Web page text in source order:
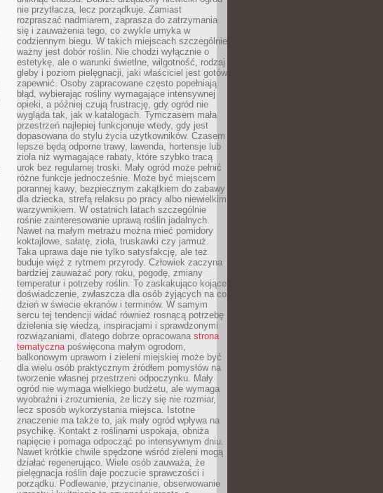
nie przytłacza, lecz porządkuje. Zamiast
rozpraszać nadmiarem, zaprasza do zatrzymania
się i zauważenia tego, co zwykle umyka w
codziennym biegu. W takich miejscach szczególnie
ważny jest dobór roślin. Nie chodzi wyłącznie o
estetykę, ale o warunki świetlne, wilgotność, rodzaj
gleby i poziom pielęgnacji, jaki właściciel jest gotów
zapewnić. Osoby zapracowane często popełniają
błąd, wybierając rośliny wymagające intensywnej
opieki, a później czują frustrację, gdy ogród nie
wygląda tak, jak w katalogach. Tymczasem mała
przestrzeń najlepiej funkcjonuje wtedy, gdy jest
dopasowana do stylu życia użytkowników. Czasem
lepsze będą odporne trawy, lawenda, hortensje lub
zioła niż wymagające rabaty, które szybko tracą
urok bez regularnej troski. Mały ogród może pełnić
różne funkcje jednocześnie. Może być miejscem
porannej kawy, bezpiecznym zakątkiem do zabawy
dla dziecka, strefą relaksu po pracy albo niewielkim
warzywnikiem. W ostatnich latach szczególnie
rośnie zainteresowanie uprawą roślin jadalnych.
Nawet na małym metrażu można mieć pomidory
koktajlowe, sałatę, zioła, truskawki czy jarmuż.
Taka uprawa daje nie tylko satysfakcję, ale też
buduje więź z rytmem przyrody. Człowiek zaczyna
bardziej zauważać pory roku, pogodę, zmiany
temperatur i potrzeby roślin. To zaskakująco kojące
doświadczenie, zwłaszcza dla osób żyjących na co
dzień w świecie ekranów i terminów. W samym
sercu tej tendencji widać również rosnącą potrzebę
dzielenia się wiedzą, inspiracjami i sprawdzonymi
rozwiązaniami, dlatego dobrze opracowana strona
tematycznapoświęcona małym ogrodom,
balkonowym uprawom i zieleni miejskiej może być
dla wielu osób praktycznym źródłem pomysłów na
tworzenie własnej przestrzeni odpoczynku. Mały
ogród nie wymaga wielkiego budżetu, ale wymaga
wyobraźni i zrozumienia, że liczy się nie rozmiar,
lecz sposób wykorzystania miejsca. Istotne
znaczenie ma także to, jak mały ogród wpływa na
psychikę. Kontakt z roślinami uspokaja, obniża
napięcie i pomaga odpocząć po intensywnym dniu.
Nawet krótkie chwile spędzone wśród zieleni mogą
działać regenerująco. Wiele osób zauważa, że
pielęgnacja roślin daje poczucie sprawczości i
porządku. Podlewanie, przycinanie, obserwowanie